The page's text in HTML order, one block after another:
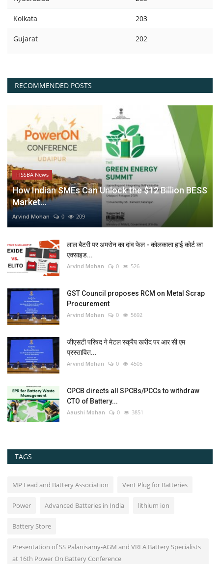
Kolkata 203
Gujarat 202
RECOMMENDED POSTS
FISSBA News
How Indian SMEs Can Unlock the $12 Billion BESS
Market...
Arvind Mohan 0 209
लाल बैटरी पर अमरोन का दांव फेल - कोलकाता हाई कोर्ट का
एक्साइड...
Arvind Mohan 0 526
GST Council proposes RCM on Metal Scrap
Procurement
Arvind Mohan 0 5692
जीएसटी परिषद ने मेटल स्क्रैप खरीद पर आर सी एम
प्रस्तावित...
Arvind Mohan 0 4505
CPCB directs all SPCBs/PCCs to withdraw
CTO of Battery...
Aaushi Mohan 0 3851
TAGS
MP Lead and Battery Association Vent Plug for Batteries
Power Advanced Batteries in India lithium ion
Battery Store
Presentation of SS Palanisamy-AGM and VRLA Battery Specialists
at 16th Power On Battery Conference